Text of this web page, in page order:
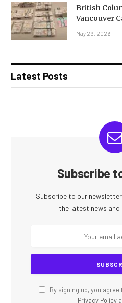
British
Vancouver
May 29, 2026
Latest Posts
Subscribe
Subscribe to our
the latest news and
By signing up, you
Privacy Policy